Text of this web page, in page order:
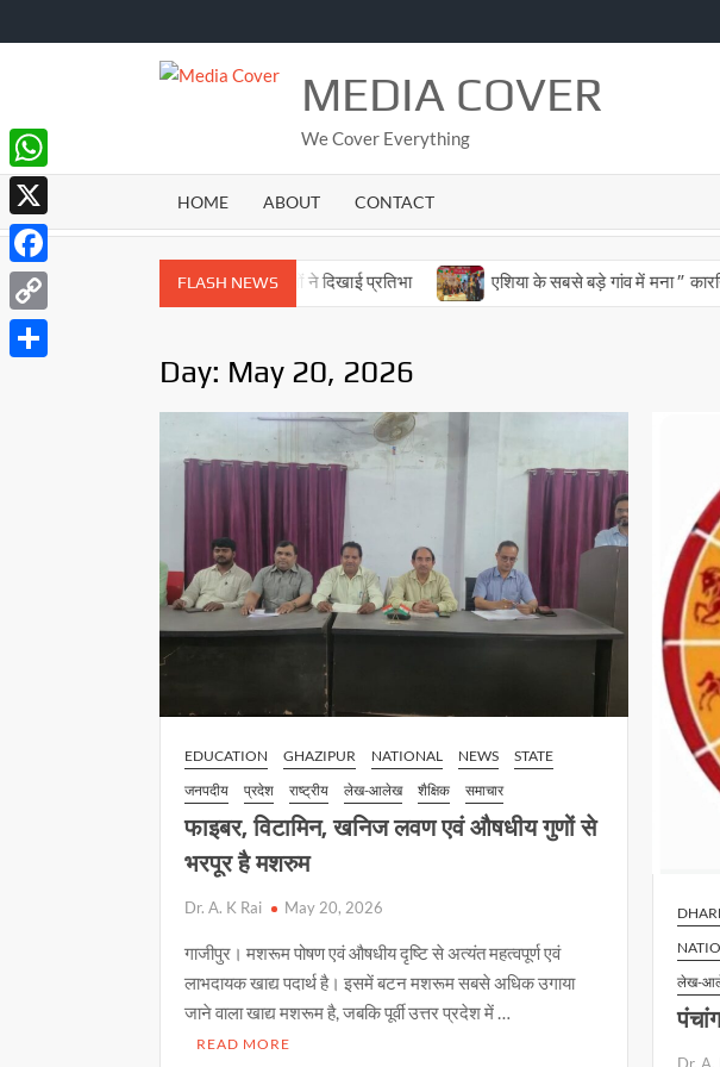
to
MEDIA COVER
We Cover Everything
HOME ABOUT CONTACT
FLASH NEWS
मुक्त अभियान की प्रतियोगिताओं में युवाओं ने दिखाई प्रतिभा एशिया के सबसे बड़े गांव में मना ” कारगिल
Day: May 20, 2026
EDUCATION GHAZIPUR NATIONAL NEWS
STATE
जनपदीय
प्रदेश राष्ट्रीय लेख-आलेख शैक्षिक समाचार
फाइबर, विटामिन, खनिज लवण एवं औषधीय गुणों से
भरपूर है मशरुम
Dr. A. K Rai May 20, 2026
गाजीपुर। मशरूम पोषण एवं औषधीय दृष्टि से अत्यंत महत्वपूर्ण एवं
लाभदायक खाद्य पदार्थ है। इसमें बटन मशरूम सबसे अधिक उगाया
जाने वाला खाद्य मशरूम है, जबकि पूर्वी उत्तर प्रदेश में …
READ MORE
लेख-
Dr. A.
WhatsApp
X
Facebook
Copy